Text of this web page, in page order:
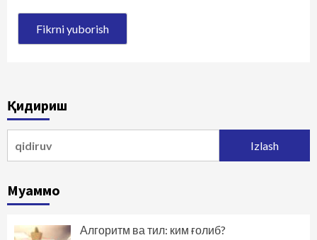
Қидириш
Муаммо
Алгоритм ва тил: ким ғолиб?